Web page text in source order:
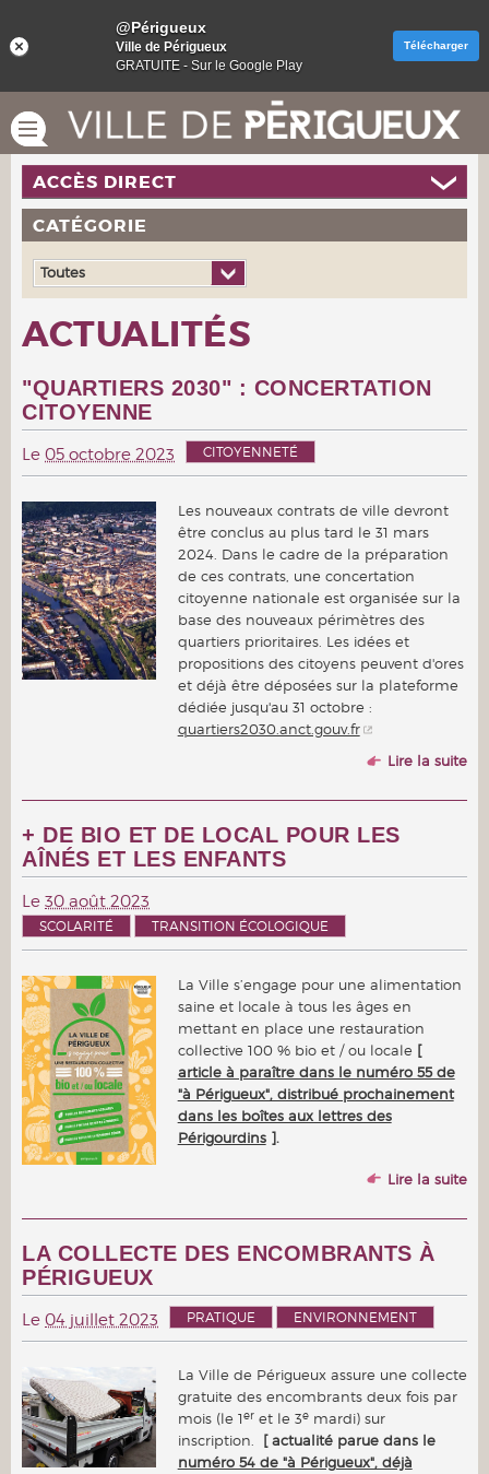
ACTUALITÉS
"QUARTIERS 2030" : CONCERTATION
CITOYENNE
Le 05 octobre 2023 CITOYENNETÉ
Les nouveaux contrats de ville devront
être conclus au plus tard le 31 mars
2024. Dans le cadre de la préparation
de ces contrats, une concertation
citoyenne nationale est organisée sur la
base des nouveaux périmètres des
quartiers prioritaires. Les idées et
propositions des citoyens peuvent d'ores
et déjà être déposées sur la plateforme
dédiée jusqu'au 31 octobre :
quartiers2030.anct.gouv.fr
Lire la suite
+ DE BIO ET DE LOCAL POUR LES
AÎNÉS ET LES ENFANTS
Le 30 août 2023
SCOLARITÉ TRANSITION ÉCOLOGIQUE
La Ville s’engage pour une alimentation
saine et locale à tous les âges en
mettant en place une restauration
collective 100 % bio et / ou locale [
article à paraître dans le numéro 55 de
"à Périgueux", distribué prochainement
dans les boîtes aux lettres des
Périgourdins].
Lire la suite
LA COLLECTE DES ENCOMBRANTS À
PÉRIGUEUX
Le 04 juillet 2023 PRATIQUE ENVIRONNEMENT
La Ville de Périgueux assure une collecte
gratuite des encombrants deux fois par
mois (le 1eret le 3emardi) sur
inscription. [ actualité parue dans le
numéro 54 de "à Périgueux", déjà
ACCÈS DIRECT
CATÉGORIE
Toutes
@Périgueux
Ville de Périgueux
GRATUITE - Sur le Google Play
Télécharger